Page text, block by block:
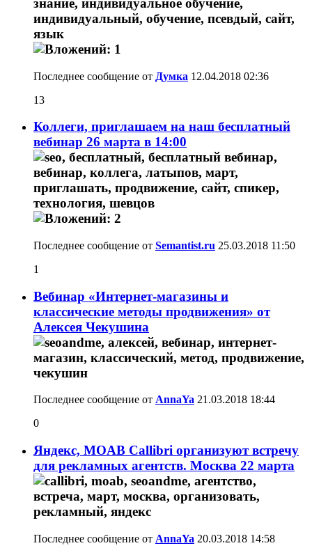
Последнее сообщение от Думка 12.04.2018 02:36
13
Коллеги, приглашаем на наш бесплатный
вебинар 26 марта в 14:00
Последнее сообщение от Semantist.ru 25.03.2018 11:50
1
Вебинар «Интернет-магазины и
классические методы продвижения» от
Алексея Чекушина
Последнее сообщение от AnnaYa 21.03.2018 18:44
0
Яндекс, MOAB Callibri организуют встречу
для рекламных агентств. Москва 22 марта
Последнее сообщение от AnnaYa 20.03.2018 14:58